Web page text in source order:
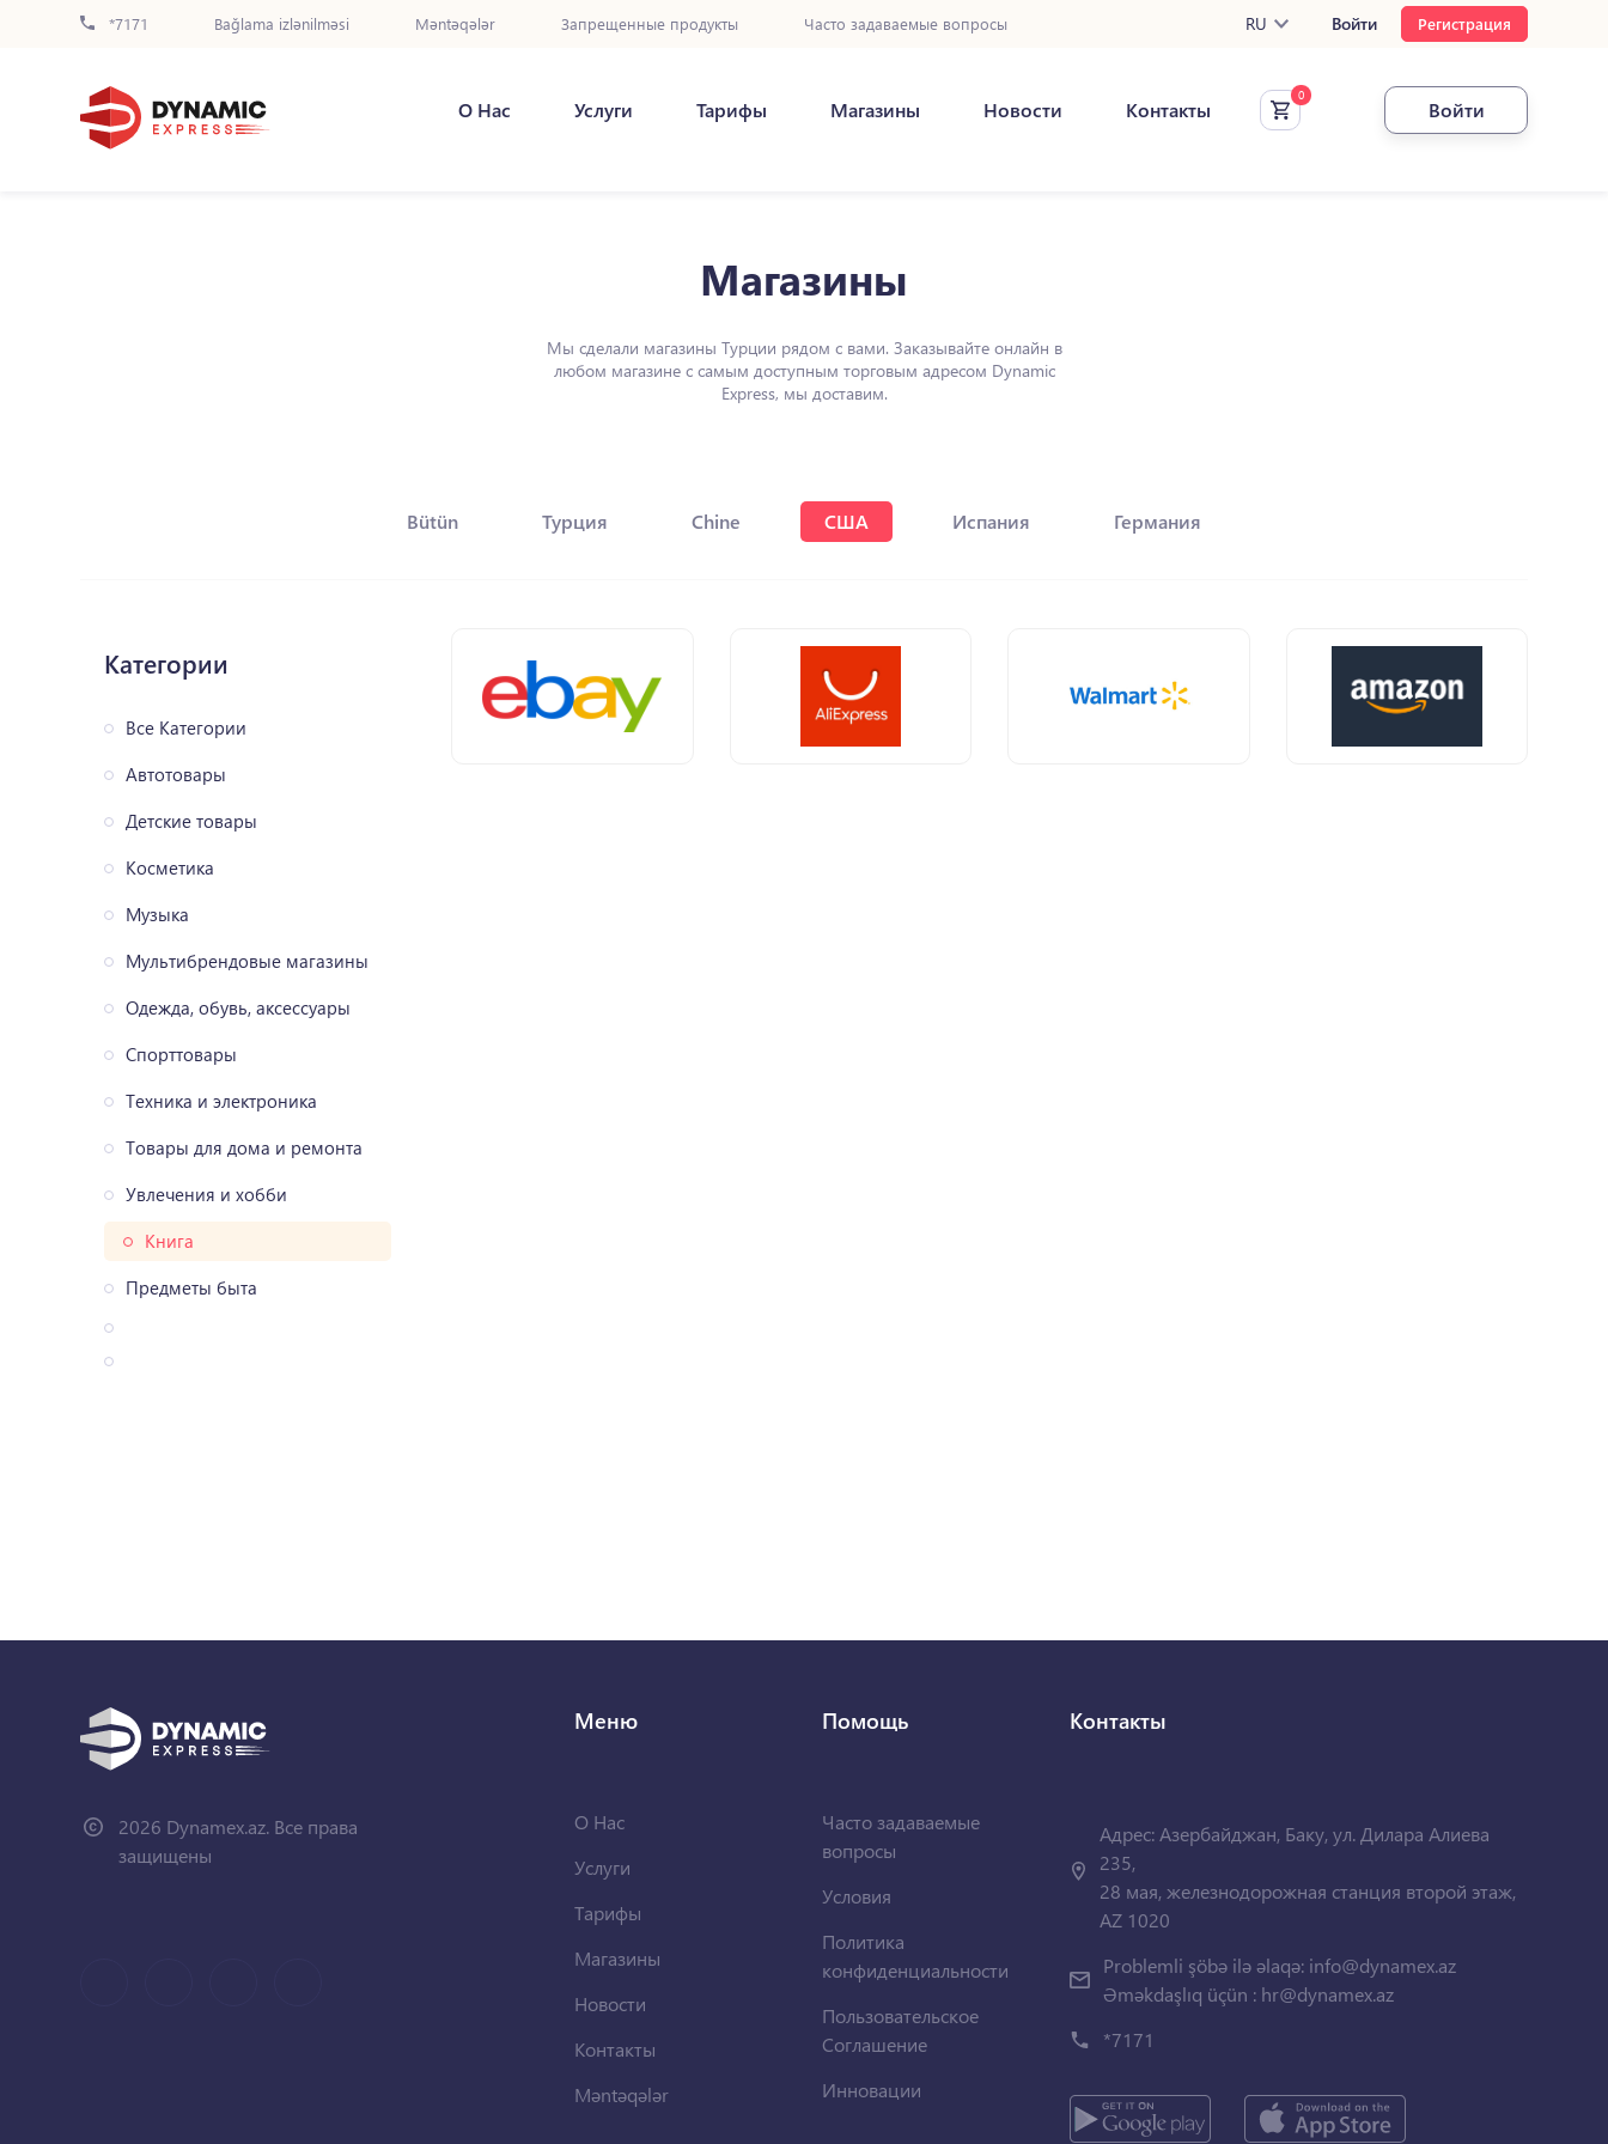
*7171 Bağlama izlənilməsi Məntəqələr Запрещенные продукты Часто задаваемые вопросы RU Войти Регистрация
О Нас Услуги Тарифы Магазины Новости Контакты Войти
Магазины
Мы сделали магазины Турции рядом с вами. Заказывайте онлайн в
любом магазине с самым доступным торговым адресом Dynamic
Express, мы доставим.
Bütün Турция Chine США Испания Германия
Категории
Все Категории
Автотовары
Детские товары
Косметика
Музыка
Мультибрендовые магазины
Одежда, обувь, аксессуары
Спорттовары
Техника и электроника
Товары для дома и ремонта
Увлечения и хобби
Книга
Предметы быта
2026 Dynamex.az. Все права
защищены
Меню
О Нас
Услуги
Тарифы
Магазины
Новости
Контакты
Məntəqələr
Помощь
Часто задаваемые
вопросы
Условия
Политика
конфиденциальности
Пользовательское
Соглашение
Инновации
Контакты
Адрес: Азербайджан, Баку, ул. Дилара Алиева
235,
28 мая, железнодорожная станция второй этаж,
AZ 1020
Problemli şöbə ilə əlaqə: info@dynamex.az
Əməkdaşlıq üçün : hr@dynamex.az
*7171